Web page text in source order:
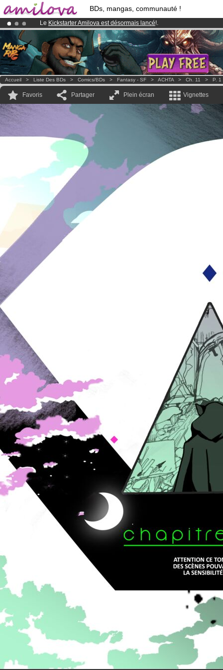
BDs, mangas, communauté !
Le Kickstarter Amilova est désormais lancé!.
Abonnement premium: à partir de3.95 eurospar mois !Clique ici
Déjà 134393membreset 1208BDs & Mangas!
Accueil > Liste Des BDs > Comics/BDs > Fantasy - SF > ACHTA > Ch. 11 > P. 1
Favoris Partager Plein écran Vignettes